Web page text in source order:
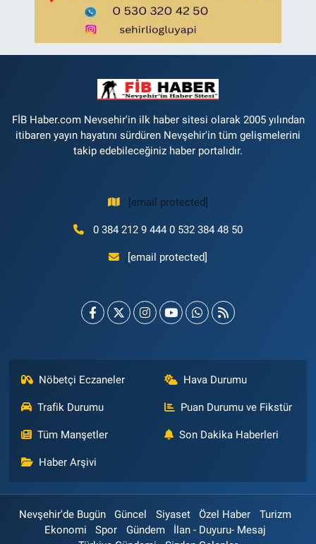
FİB Haber.com Nevsehir'in ilk haber sitesi olarak 2005 yılından
itibaren yayın hayatını sürdüren Nevşehir'in tüm gelişmelerini
takip edebileceğiniz haber portalıdır.
[email protected]
0 384 212 9 444 0 532 384 48 50
[email protected]
Nöbetçi Eczaneler Hava Durumu
Trafik Durumu Puan Durumu ve Fikstür
Tüm Manşetler Son Dakika Haberleri
Haber Arşivi
Nevşehir'de Bugün Güncel Siyaset Özel Haber
Turizm
Ekonomi
Spor Gündem
İlan - Duyuru- Mesaj